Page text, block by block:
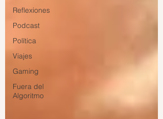
Reflexiones
Podcast
Política
Viajes
Gaming
Fuera del
Algoritmo